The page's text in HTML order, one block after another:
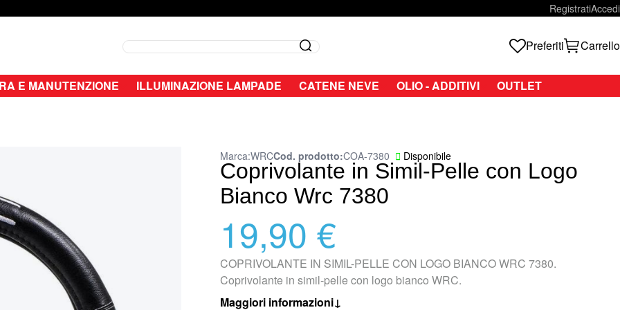
RegistratiAccedi
Search Search Preferiti Carrello
E MANUTENZIONE ILLUMINAZIONE LAMPADE CATENE NEVE OLIO - ADDITIVI OUTLET
Coprivolante in Simil-Pelle con Logo
Bianco Wrc 7380
Disponibile
Marca:WRCCod. prodotto COA-7380
19,90 €
COPRIVOLANTE IN SIMIL-PELLE CON LOGO BIANCO WRC 7380.
Coprivolante in simil-pelle con logo bianco WRC.
Maggiori informazioni↓